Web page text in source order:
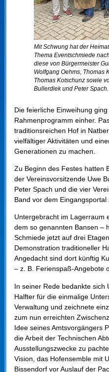
Mit Schwung hat der
Thema Eventschmiede
diese von Bürgermeister
Wolfgang Oehms, Thomas
Thomas Kotschunz sowie
Bullerdiek und Peter Spach.
Die feierliche Einweihung
Rahmenprogramm einher.
traditionsreichen Hof in
vielfältiger Aktivitäten und
Generationen zu machen.
Zu Beginn des Festes hatten
der Vereinsvorsitzende Uwe
Peter Spach und die vier
Band vor dem Eingangsportal
Untergebracht im Lagerraum
dem so genannten Bansen –
Schmiede jetzt auf drei
Demonstration traditioneller
Angedacht sind dort künftig
– z. B. Ferienspaß-Angebote
In seiner Rede bedankte sich
Halfter für die einmalige
Verwaltung und zeichnete
zum nun erreichten
Idee seines Amtsvorgängers
die Arbeit der Technischen
Ausstellungszwecke zu
Vision, das Hofensemble mit
Bissendorf vor Auslauf der